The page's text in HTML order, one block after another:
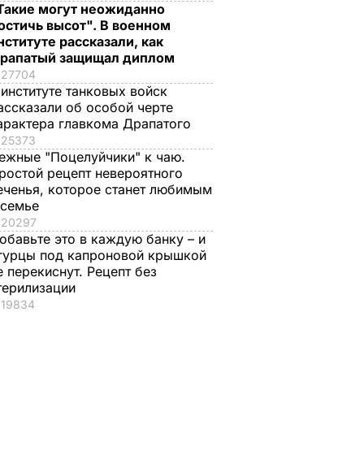
могут неожиданно
высот". В военном
рассказали, как
защищал диплом
27704
танковых войск
об особой черте
главкома Драпатого
25373
"Поцелуйчики" к чаю.
рецепт невероятного
которое станет любимым
20297
это в каждую банку – и
под капроновой крышкой
перекиснут. Рецепт без
19834